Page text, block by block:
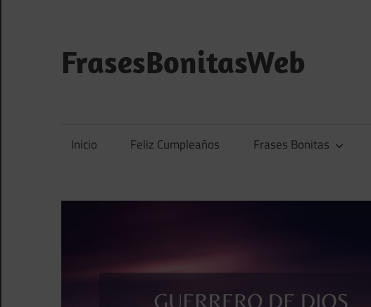
contenido
FrasesBonitasWeb
y
Inicio Feliz Cumpleaños Frases Bonitas